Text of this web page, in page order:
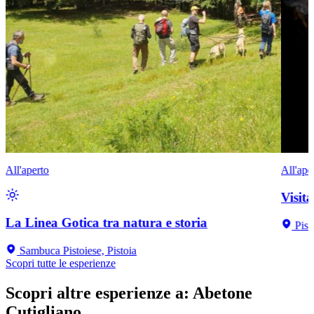
All'aperto
La Linea Gotica tra natura e storia
Sambuca Pistoiese, Pistoia
Scopri tutte le esperienze
Scopri altre esperienze a: Abetone